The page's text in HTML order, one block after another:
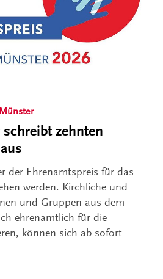
zehnten
der Ehrenamtspreis für das
werden. Kirchliche und
und Gruppen aus dem
ehrenamtlich für die
können sich ab sofort